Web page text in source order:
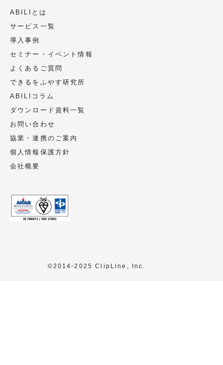
当社サービスに関連するご案内
当社イベント、セミナー等に関連するご案
内
第三者への提供
頂いた個人情報は第三者への提供は致しま
せん。
ただし、法令に基づく場合、人の生命、身
体又は財産の保護のために必要であって、
ご本人の同意を取ることが困難な場合、ご
本人様の同意なく個人情報の利用・提供を
行うことがあります。
委託することがあります。
尚、業務の委託にあたっては事前に選定
会社とは個人情報保護に関する契約書を交
ABILIとは
サービス一覧
導入事例
セミナー・イベント情報
よくあるご質問
できるをふやす研究所
ABILIコラム
ダウンロード資料一覧
お問い合わせ
協業・連携のご案内
個人情報保護方針
会社概要
©2014-2025 ClipLine, Inc.